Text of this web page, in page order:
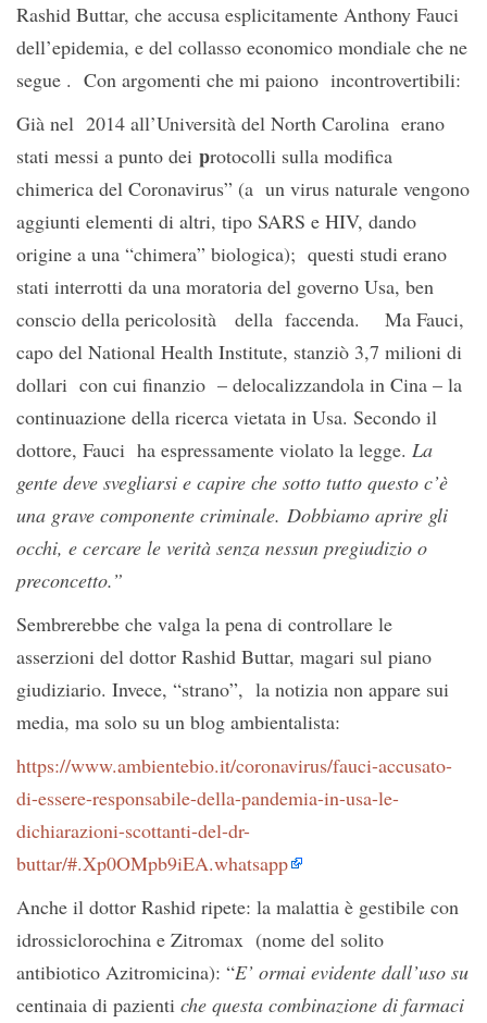
Rashid Buttar, che accusa esplicitamente Anthony Fauci
dell’epidemia, e del collasso economico mondiale che ne
segue . Con argomenti che mi paiono incontrovertibili:
Già nel 2014 all’Università del North Carolina erano
stati messi a punto dei protocolli sulla modifica
chimerica del Coronavirus” (a un virus naturale vengono
aggiunti elementi di altri, tipo SARS e HIV, dando
origine a una “chimera” biologica); questi studi erano
stati interrotti da una moratoria del governo Usa, ben
conscio della pericolosità della faccenda. Ma Fauci,
capo del National Health Institute, stanziò 3,7 milioni di
dollari con cui finanzio – delocalizzandola in Cina – la
continuazione della ricerca vietata in Usa. Secondo il
dottore, Fauci ha espressamente violato la legge. La
gente deve svegliarsi e capire che sotto tutto questo c’è
una grave componente criminale. Dobbiamo aprire gli
occhi, e cercare le verità senza nessun pregiudizio o
preconcetto.”
Sembrerebbe che valga la pena di controllare le
asserzioni del dottor Rashid Buttar, magari sul piano
giudiziario. Invece, “strano”, la notizia non appare sui
media, ma solo su un blog ambientalista:
https://www.ambientebio.it/coronavirus/fauci-accusato-
di-essere-responsabile-della-pandemia-in-usa-le-
dichiarazioni-scottanti-del-dr-
buttar/#.Xp0OMpb9iEA.whatsapp
Anche il dottor Rashid ripete: la malattia è gestibile con
idrossiclorochina e Zitromax (nome del solito
antibiotico Azitromicina): “E’ ormai evidente dall’uso su
centinaia di pazienti che questa combinazione di farmaci